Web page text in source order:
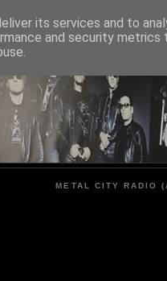
METAL CITY RADIO
its services and to
and security